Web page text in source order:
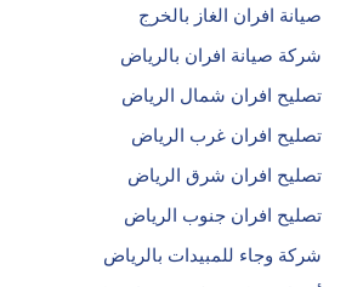
صيانة افران الغاز بالخرج
شركة صيانة افران بالرياض
تصليح افران شمال الرياض
تصليح افران غرب الرياض
تصليح افران شرق الرياض
تصليح افران جنوب الرياض
شركة وجاء للمبيدات بالرياض